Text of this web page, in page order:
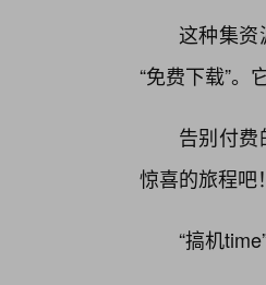
这种集资
“免费下载”
告别付费
惊喜的旅程吧！
“搞机